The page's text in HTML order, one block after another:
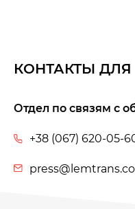
КОНТАКТЫ
Отдел по связям с
+38 (067) 620-05-